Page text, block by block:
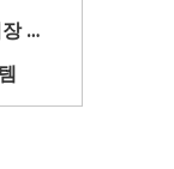
가지고 다닐 수 있는 에너지 저장 시스템